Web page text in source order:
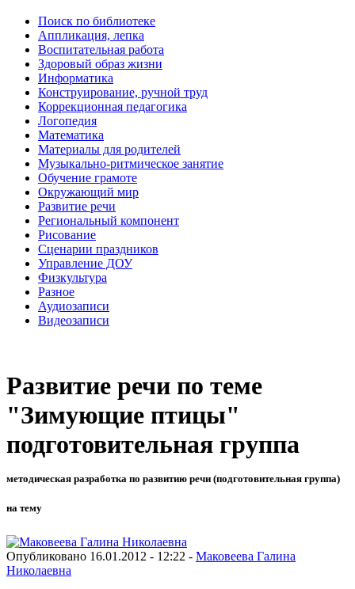
Поиск по библиотеке
Аппликация, лепка
Воспитательная работа
Здоровый образ жизни
Информатика
Конструирование, ручной труд
Коррекционная педагогика
Логопедия
Математика
Материалы для родителей
Музыкально-ритмическое занятие
Обучение грамоте
Окружающий мир
Развитие речи
Региональный компонент
Рисование
Сценарии праздников
Управление ДОУ
Физкультура
Разное
Аудиозаписи
Видеозаписи
Развитие речи по теме
"Зимующие птицы"
подготовительная группа
методическая разработка по развитию речи (подготовительная группа)
на тему
Опубликовано 16.01.2012 - 12:22 - Маковеева Галина
Николаевна